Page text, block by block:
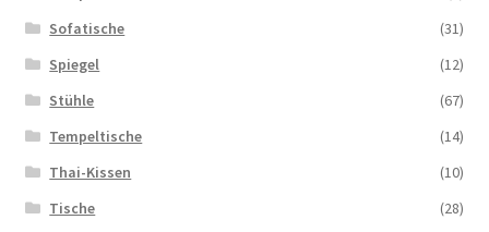
Sofatische
(31)
Spiegel
(12)
Stühle
(67)
Tempeltische
(14)
Thai-Kissen
(10)
Tische
(28)